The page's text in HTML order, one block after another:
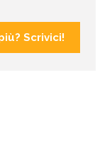
Scrivici!